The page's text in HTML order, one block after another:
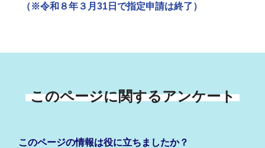
（※令和８年３月31日で指定申請は終了）
このページに関するアンケート
このページの情報は役に立ちましたか？